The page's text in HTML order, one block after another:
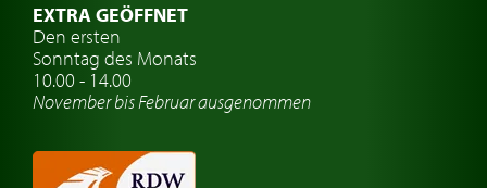
Oldtimer-Versicherung
Oldtimer-Clubs
Oldtimer-Reisen
Automarken uhren
EXTRA GEÖFFNET
Den ersten
Sonntag des Monats
10.00 - 14.00
November bis Februar ausgenommen